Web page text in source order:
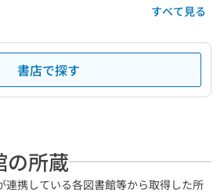
すべて見る
書店で探す
の所蔵
連携している各図書館等から取得した所